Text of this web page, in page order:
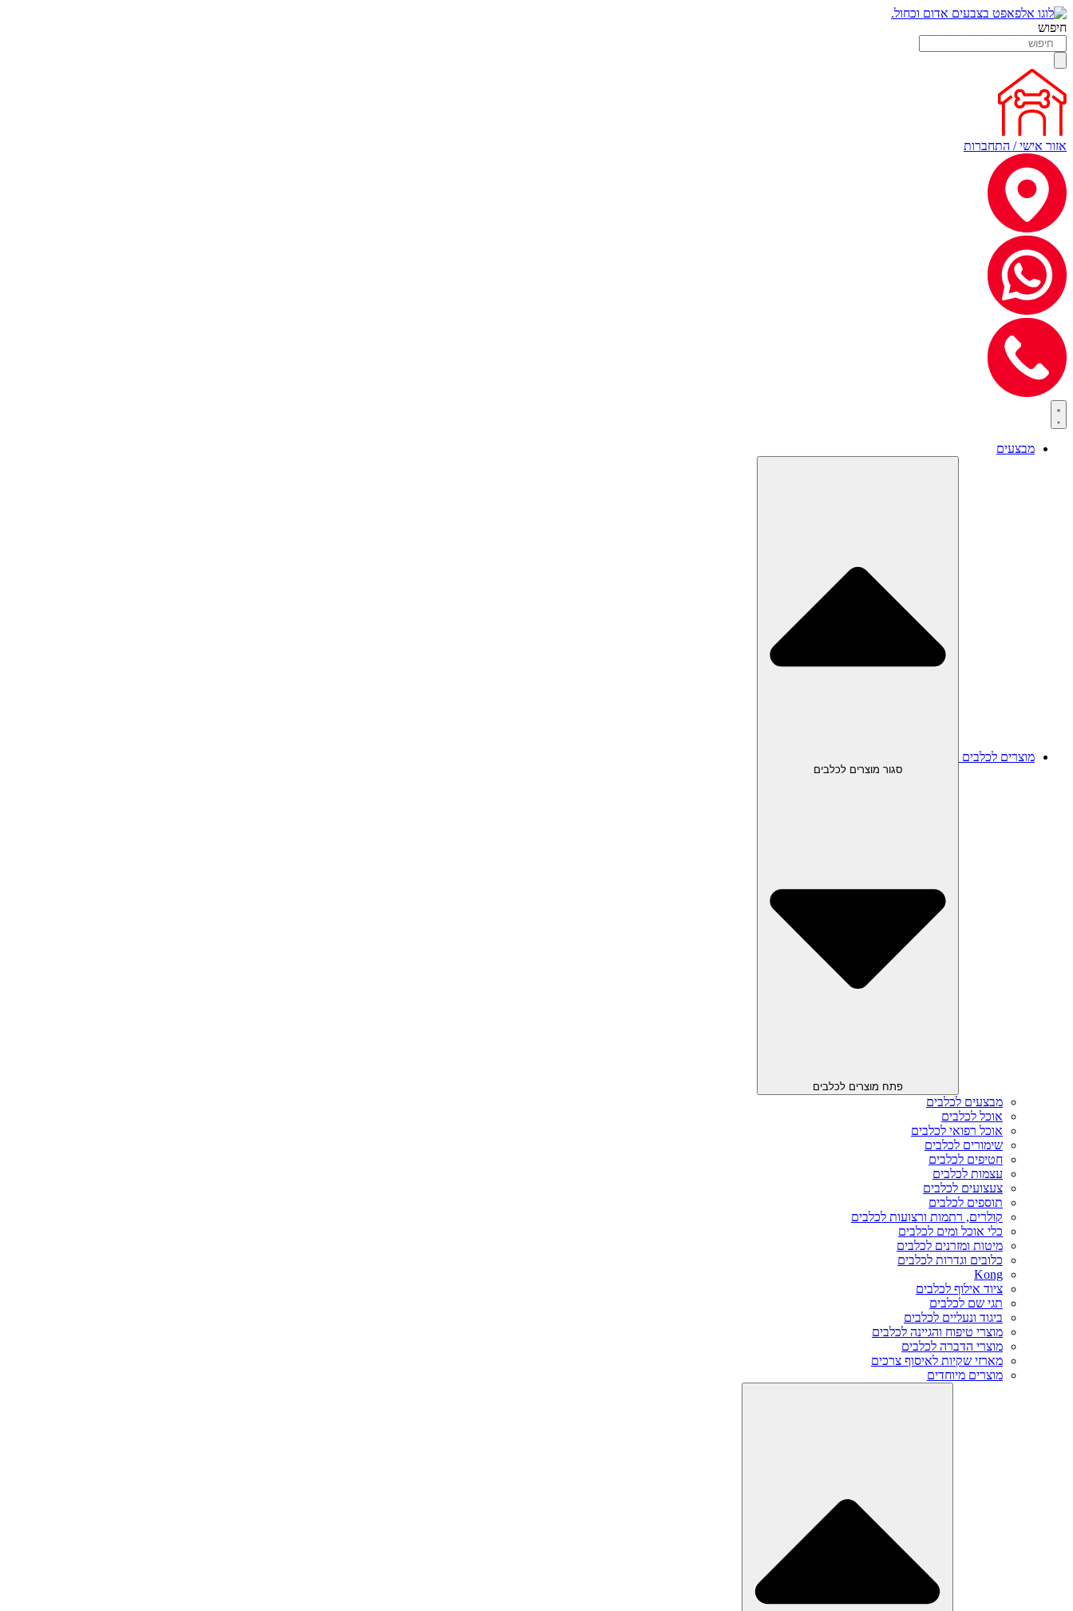
חיפוש
אזור אישי / התחברות
מבצעים
מוצרים לכלבים
סגור מוצרים לכלבים
פתח מוצרים לכלבים
מבצעים לכלבים
אוכל לכלבים
אוכל רפואי לכלבים
שימורים לכלבים
חטיפים לכלבים
עצמות לכלבים
צעצועים לכלבים
תוספים לכלבים
קולרים, רתמות ורצועות לכלבים
כלי אוכל ומים לכלבים
מיטות ומזרנים לכלבים
כלובים וגדרות לכלבים
Kong
ציוד אילוף לכלבים
תגי שם לכלבים
ביגוד ונעליים לכלבים
מוצרי טיפוח והגיינה לכלבים
מוצרי הדברה לכלבים
מארזי שקיות לאיסוף צרכים
מוצרים מיוחדים